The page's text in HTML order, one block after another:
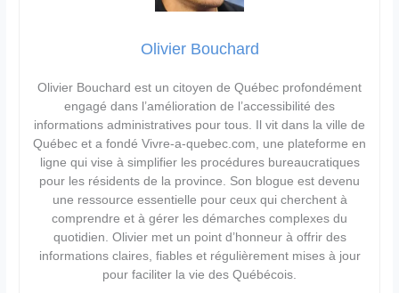
Olivier Bouchard
Olivier Bouchard est un citoyen de Québec profondément
engagé dans l’amélioration de l’accessibilité des
informations administratives pour tous. Il vit dans la ville de
Québec et a fondé Vivre-a-quebec.com, une plateforme en
ligne qui vise à simplifier les procédures bureaucratiques
pour les résidents de la province. Son blogue est devenu
une ressource essentielle pour ceux qui cherchent à
comprendre et à gérer les démarches complexes du
quotidien. Olivier met un point d’honneur à offrir des
informations claires, fiables et régulièrement mises à jour
pour faciliter la vie des Québécois.